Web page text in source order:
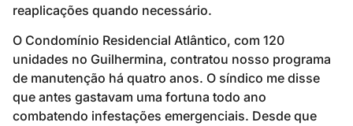
reaplicações quando necessário.
O Condomínio Residencial Atlântico, com 120
unidades no Guilhermina, contratou nosso programa
de manutenção há quatro anos. O síndico me disse
que antes gastavam uma fortuna todo ano
combatendo infestações emergenciais. Desde que